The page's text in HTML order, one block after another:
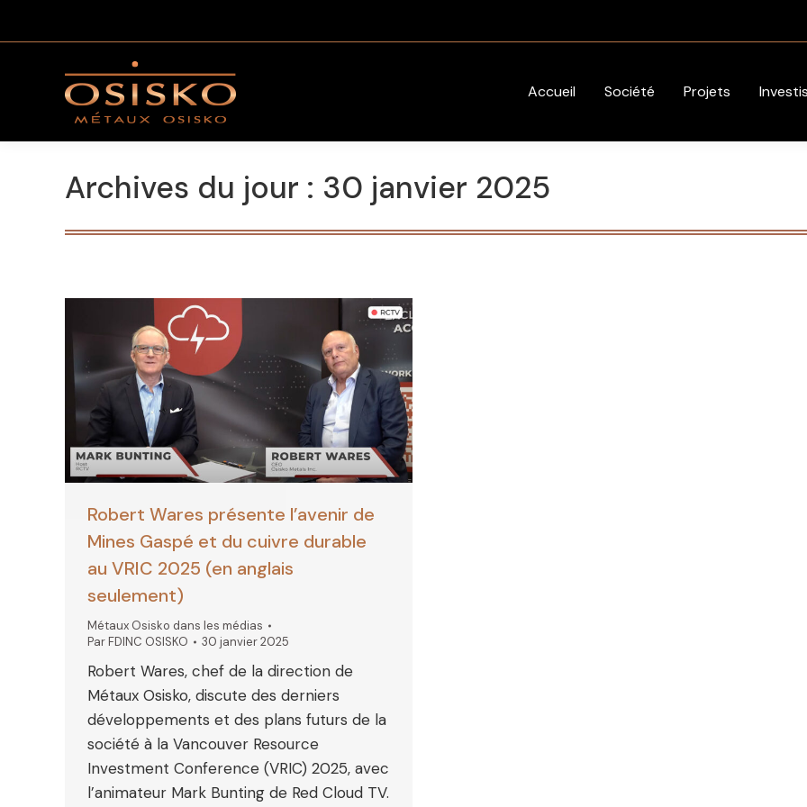
Accueil Société Projets
Archives du jour : 30 janvier 2025
Robert Wares présente l’avenir de
Mines Gaspé et du cuivre durable
au VRIC 2025 (en anglais
seulement)
Métaux Osisko dans les médias
ParFDINC OSISKO 30 janvier 2025
Robert Wares, chef de la direction de
Métaux Osisko, discute des derniers
développements et des plans futurs de la
société à la Vancouver Resource
Investment Conference (VRIC) 2025, avec
l’animateur Mark Bunting de Red Cloud TV.